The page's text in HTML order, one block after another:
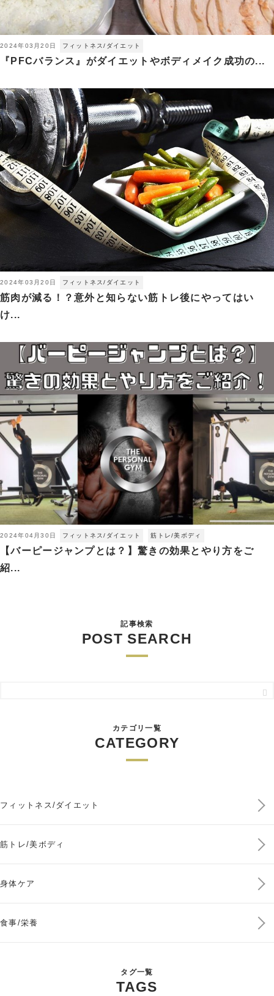
2024年03月20日 フィットネス/ダイエット
『PFCバランス』がダイエットやボディメイク成功の...
2024年03月20日 フィットネス/ダイエット
筋肉が減る！？意外と知らない筋トレ後にやってはい
け...
2024年04月30日 フィットネス/ダイエット 筋トレ/美ボディ
【バーピージャンプとは？】驚きの効果とやり方をご
紹...
記事検索
POST SEARCH
カテゴリ一覧
CATEGORY
フィットネス/ダイエット
筋トレ/美ボディ
身体ケア
食事/栄養
タグ一覧
TAGS